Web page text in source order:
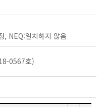
NEQ:일치하지 않음
0567호)